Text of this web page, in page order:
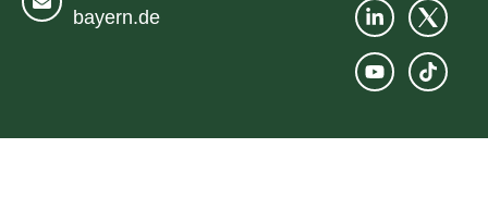
bayern.de